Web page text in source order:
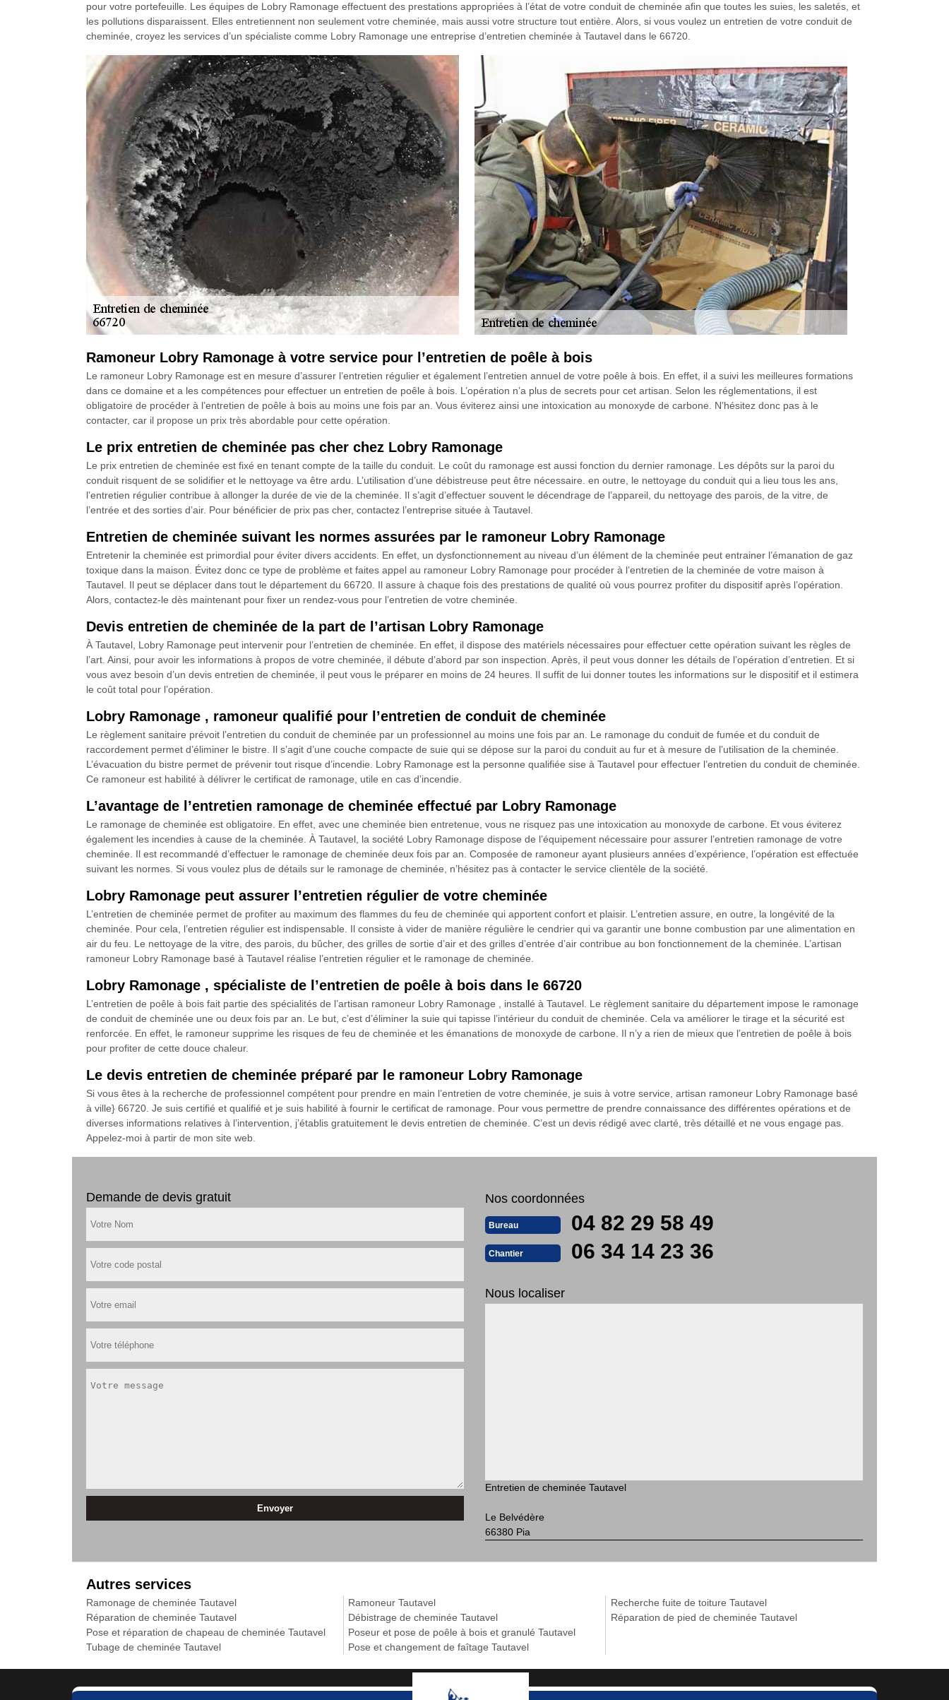
pour votre portefeuille. Les équipes de Lobry Ramonage effectuent des prestations appropriées à l’état de votre conduit de cheminée afin que toutes les suies, les saletés, et
les pollutions disparaissent. Elles entretiennent non seulement votre cheminée, mais aussi votre structure tout entière. Alors, si vous voulez un entretien de votre conduit de
cheminée, croyez les services d’un spécialiste comme Lobry Ramonage une entreprise d’entretien cheminée à Tautavel dans le 66720.
Ramoneur Lobry Ramonage à votre service pour l’entretien de poêle à bois
Le ramoneur Lobry Ramonage est en mesure d’assurer l’entretien régulier et également l’entretien annuel de votre poêle à bois. En effet, il a suivi les meilleures formations
dans ce domaine et a les compétences pour effectuer un entretien de poêle à bois. L’opération n’a plus de secrets pour cet artisan. Selon les réglementations, il est
obligatoire de procéder à l’entretien de poêle à bois au moins une fois par an. Vous éviterez ainsi une intoxication au monoxyde de carbone. N’hésitez donc pas à le
contacter, car il propose un prix très abordable pour cette opération.
Le prix entretien de cheminée pas cher chez Lobry Ramonage
Le prix entretien de cheminée est fixé en tenant compte de la taille du conduit. Le coût du ramonage est aussi fonction du dernier ramonage. Les dépôts sur la paroi du
conduit risquent de se solidifier et le nettoyage va être ardu. L’utilisation d’une débistreuse peut être nécessaire. en outre, le nettoyage du conduit qui a lieu tous les ans,
l’entretien régulier contribue à allonger la durée de vie de la cheminée. Il s’agit d’effectuer souvent le décendrage de l’appareil, du nettoyage des parois, de la vitre, de
l’entrée et des sorties d’air. Pour bénéficier de prix pas cher, contactez l’entreprise située à Tautavel.
Entretien de cheminée suivant les normes assurées par le ramoneur Lobry Ramonage
Entretenir la cheminée est primordial pour éviter divers accidents. En effet, un dysfonctionnement au niveau d’un élément de la cheminée peut entrainer l’émanation de gaz
toxique dans la maison. Évitez donc ce type de problème et faites appel au ramoneur Lobry Ramonage pour procéder à l’entretien de la cheminée de votre maison à
Tautavel. Il peut se déplacer dans tout le département du 66720. Il assure à chaque fois des prestations de qualité où vous pourrez profiter du dispositif après l’opération.
Alors, contactez-le dès maintenant pour fixer un rendez-vous pour l’entretien de votre cheminée.
Devis entretien de cheminée de la part de l’artisan Lobry Ramonage
À Tautavel, Lobry Ramonage peut intervenir pour l’entretien de cheminée. En effet, il dispose des matériels nécessaires pour effectuer cette opération suivant les règles de
l’art. Ainsi, pour avoir les informations à propos de votre cheminée, il débute d’abord par son inspection. Après, il peut vous donner les détails de l’opération d’entretien. Et si
vous avez besoin d’un devis entretien de cheminée, il peut vous le préparer en moins de 24 heures. Il suffit de lui donner toutes les informations sur le dispositif et il estimera
le coût total pour l’opération.
Lobry Ramonage , ramoneur qualifié pour l’entretien de conduit de cheminée
Le règlement sanitaire prévoit l’entretien du conduit de cheminée par un professionnel au moins une fois par an. Le ramonage du conduit de fumée et du conduit de
raccordement permet d’éliminer le bistre. Il s’agit d’une couche compacte de suie qui se dépose sur la paroi du conduit au fur et à mesure de l’utilisation de la cheminée.
L’évacuation du bistre permet de prévenir tout risque d’incendie. Lobry Ramonage est la personne qualifiée sise à Tautavel pour effectuer l’entretien du conduit de cheminée.
Ce ramoneur est habilité à délivrer le certificat de ramonage, utile en cas d’incendie.
L’avantage de l’entretien ramonage de cheminée effectué par Lobry Ramonage
Le ramonage de cheminée est obligatoire. En effet, avec une cheminée bien entretenue, vous ne risquez pas une intoxication au monoxyde de carbone. Et vous éviterez
également les incendies à cause de la cheminée. À Tautavel, la société Lobry Ramonage dispose de l’équipement nécessaire pour assurer l’entretien ramonage de votre
cheminée. Il est recommandé d’effectuer le ramonage de cheminée deux fois par an. Composée de ramoneur ayant plusieurs années d’expérience, l’opération est effectuée
suivant les normes. Si vous voulez plus de détails sur le ramonage de cheminée, n’hésitez pas à contacter le service clientèle de la société.
Lobry Ramonage peut assurer l’entretien régulier de votre cheminée
L’entretien de cheminée permet de profiter au maximum des flammes du feu de cheminée qui apportent confort et plaisir. L’entretien assure, en outre, la longévité de la
cheminée. Pour cela, l’entretien régulier est indispensable. Il consiste à vider de manière régulière le cendrier qui va garantir une bonne combustion par une alimentation en
air du feu. Le nettoyage de la vitre, des parois, du bûcher, des grilles de sortie d’air et des grilles d’entrée d’air contribue au bon fonctionnement de la cheminée. L’artisan
ramoneur Lobry Ramonage basé à Tautavel réalise l’entretien régulier et le ramonage de cheminée.
Lobry Ramonage , spécialiste de l’entretien de poêle à bois dans le 66720
L’entretien de poêle à bois fait partie des spécialités de l’artisan ramoneur Lobry Ramonage , installé à Tautavel. Le règlement sanitaire du département impose le ramonage
de conduit de cheminée une ou deux fois par an. Le but, c’est d’éliminer la suie qui tapisse l’intérieur du conduit de cheminée. Cela va améliorer le tirage et la sécurité est
renforcée. En effet, le ramoneur supprime les risques de feu de cheminée et les émanations de monoxyde de carbone. Il n’y a rien de mieux que l’entretien de poêle à bois
pour profiter de cette douce chaleur.
Le devis entretien de cheminée préparé par le ramoneur Lobry Ramonage
Si vous êtes à la recherche de professionnel compétent pour prendre en main l’entretien de votre cheminée, je suis à votre service, artisan ramoneur Lobry Ramonage basé
à ville} 66720. Je suis certifié et qualifié et je suis habilité à fournir le certificat de ramonage. Pour vous permettre de prendre connaissance des différentes opérations et de
diverses informations relatives à l’intervention, j’établis gratuitement le devis entretien de cheminée. C’est un devis rédigé avec clarté, très détaillé et ne vous engage pas.
Appelez-moi à partir de mon site web.
Demande de devis gratuit Nos coordonnées
Bureau 04 82 29 58 49
Chantier 06 34 14 23 36
Nous localiser
Entretien de cheminée Tautavel
Le Belvédère
66380 Pia
Autres services
Ramonage de cheminée Tautavel
Réparation de cheminée Tautavel
Pose et réparation de chapeau de cheminée Tautavel
Tubage de cheminée Tautavel
Ramoneur Tautavel
Débistrage de cheminée Tautavel
Poseur et pose de poêle à bois et granulé Tautavel
Pose et changement de faîtage Tautavel
Recherche fuite de toiture Tautavel
Réparation de pied de cheminée Tautavel